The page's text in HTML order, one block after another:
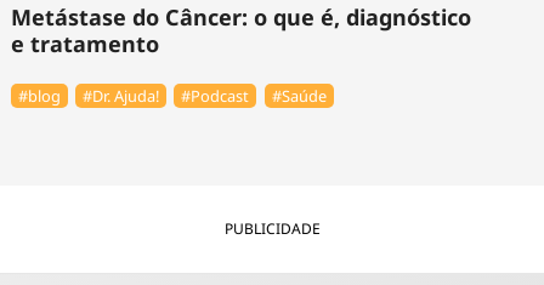
Metástase do Câncer: o que é, diagnóstico
e tratamento
#blog #Dr. Ajuda! #Podcast #Saúde
PUBLICIDADE